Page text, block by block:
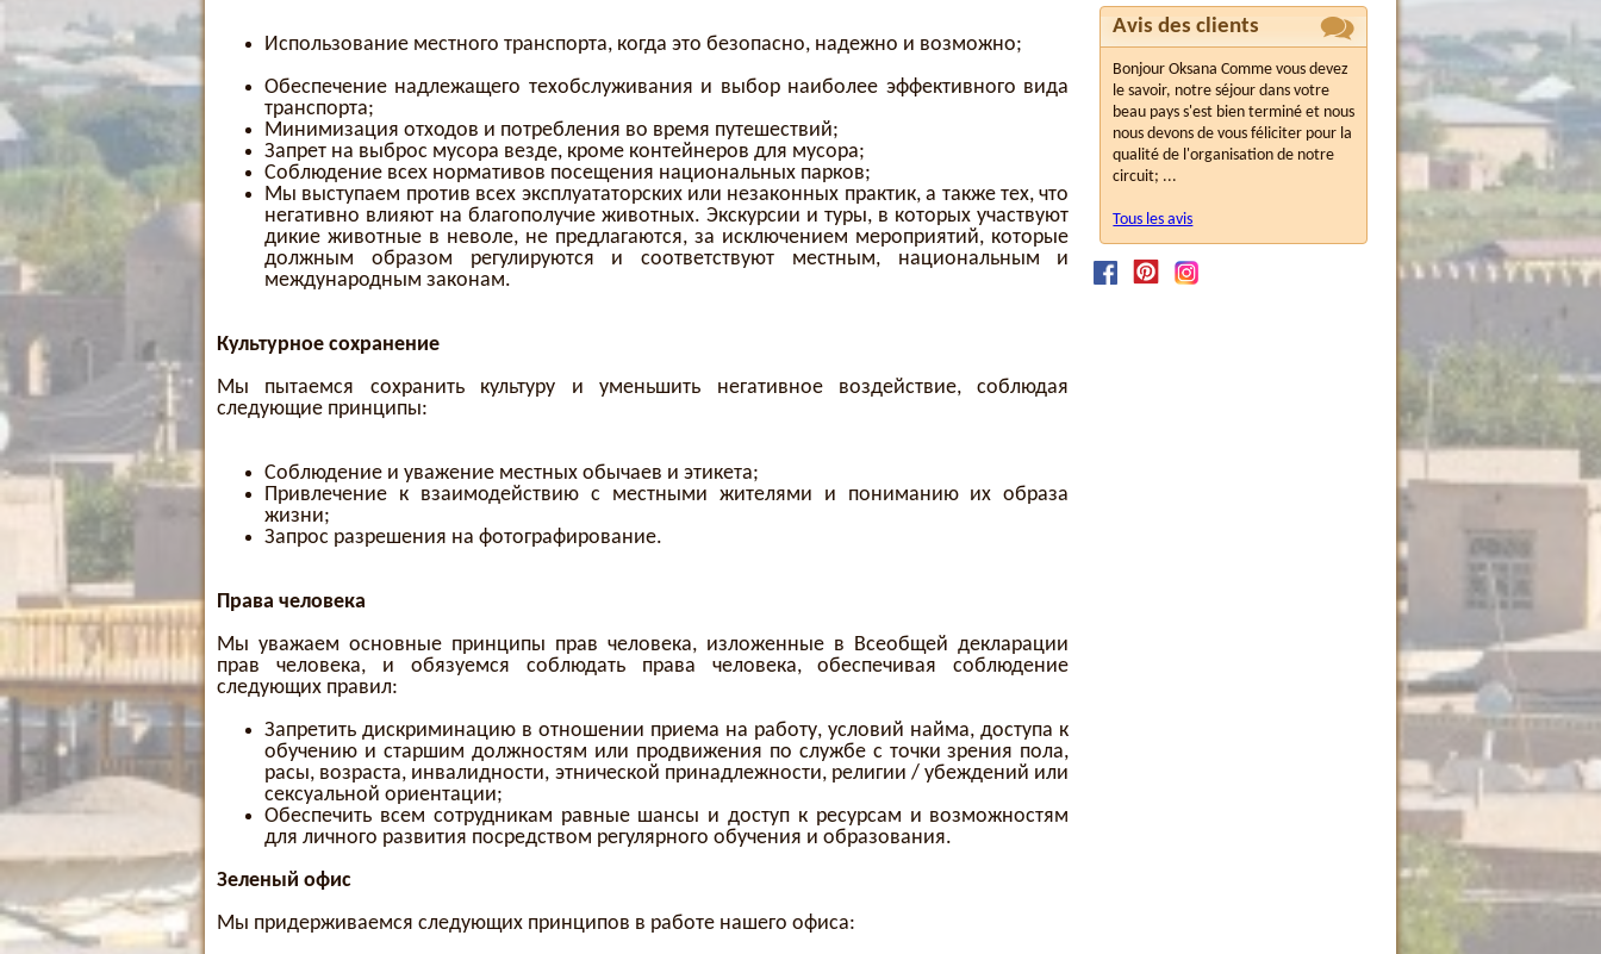
Использование местного транспорта, когда это безопасно, надежно и возможно;
Обеспечение надлежащего техобслуживания и выбор наиболее эффективного вида
транспорта;
Минимизация отходов и потребления во время путешествий;
Запрет на выброс мусора везде, кроме контейнеров для мусора;
Соблюдение всех нормативов посещения национальных парков;
Мы выступаем против всех эксплуататорских или незаконных практик, а также тех, что
негативно влияют на благополучие животных. Экскурсии и туры, в которых участвуют
дикие животные в неволе, не предлагаются, за исключением мероприятий, которые
должным образом регулируются и соответствуют местным, национальным и
международным законам.
Культурное сохранение
Мы пытаемся сохранить культуру и уменьшить негативное воздействие, соблюдая
следующие принципы:
Соблюдение и уважение местных обычаев и этикета;
Привлечение к взаимодействию с местными жителями и пониманию их образа
жизни;
Запрос разрешения на фотографирование.
Права человека
Мы уважаем основные принципы прав человека, изложенные в Всеобщей декларации
прав человека, и обязуемся соблюдать права человека, обеспечивая соблюдение
следующих правил:
Запретить дискриминацию в отношении приема на работу, условий найма, доступа к
обучению и старшим должностям или продвижения по службе с точки зрения пола,
расы, возраста, инвалидности, этнической принадлежности, религии / убеждений или
сексуальной ориентации;
Обеспечить всем сотрудникам равные шансы и доступ к ресурсам и возможностям
для личного развития посредством регулярного обучения и образования.
Зеленый офис
Мы придерживаемся следующих принципов в работе нашего офиса:
Avis des clients
Bonjour Oksana Comme vous devez
le savoir, notre séjour dans votre
beau pays s'est bien terminé et nous
nous devons de vous féliciter pour la
qualité de l'organisation de notre
circuit; ...
Tous les avis